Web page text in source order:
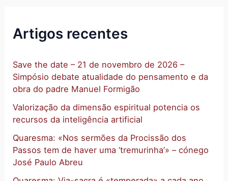
Artigos recentes
Save the date – 21 de novembro de 2026 –
Simpósio debate atualidade do pensamento e da
obra do padre Manuel Formigão
Valorização da dimensão espiritual potencia os
recursos da inteligência artificial
Quaresma: «Nos sermões da Procissão dos
Passos tem de haver uma ‘tremurinha’» – cónego
José Paulo Abreu